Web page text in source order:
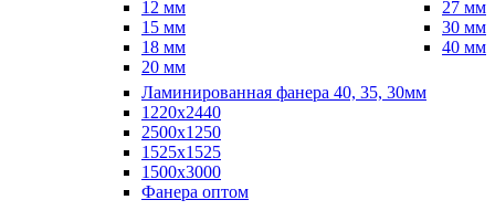
12 мм
15 мм
18 мм
20 мм
27 мм
30 мм
40 мм
Ламинированная фанера 40, 35, 30мм
1220x2440
2500x1250
1525x1525
1500x3000
Фанера оптом